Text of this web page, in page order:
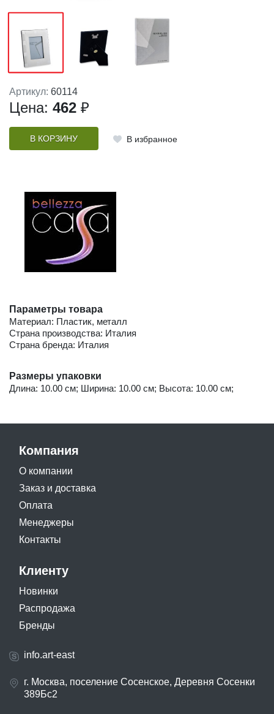
Артикул: 60114
Цена: 462 ₽
В КОРЗИНУ В избранное
Параметры товара
Материал: Пластик, металл
Страна производства: Италия
Страна бренда: Италия
Размеры упаковки
Длина: 10.00 см; Ширина: 10.00 см; Высота: 10.00 см;
Компания
О компании
Заказ и доставка
Оплата
Менеджеры
Контакты
Клиенту
Новинки
Распродажа
Бренды
info.art-east
г. Москва, поселение Сосенское, Деревня Сосенки
389Бс2